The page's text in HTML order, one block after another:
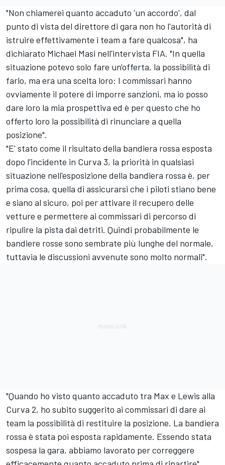
"Non chiamerei quanto accaduto 'un accordo', dal
punto di vista del direttore di gara non ho l'autorità di
istruire effettivamente i team a fare qualcosa", ha
dichiarato Michael Masi nell'intervista FIA. "In quella
situazione potevo solo fare un'offerta, la possibilità di
farlo, ma era una scelta loro: I commissari hanno
ovviamente il potere di imporre sanzioni, ma io posso
dare loro la mia prospettiva ed è per questo che ho
offerto loro la possibilità di rinunciare a quella
posizione".
"E' stato come il risultato della bandiera rossa esposta
dopo l'incidente in Curva 3, la priorità in qualsiasi
situazione nell'esposizione della bandiera rossa è, per
prima cosa, quella di assicurarsi che i piloti stiano bene
e siano al sicuro, poi per attivare il recupero delle
vetture e permettere ai commissari di percorso di
ripulire la pista dai detriti. Quindi probabilmente le
bandiere rosse sono sembrate più lunghe del normale,
tuttavia le discussioni avvenute sono molto normali".
"Quando ho visto quanto accaduto tra Max e Lewis alla
Curva 2, ho subito suggerito ai commissari di dare ai
team la possibilità di restituire la posizione. La bandiera
rossa è stata poi esposta rapidamente. Essendo stata
sospesa la gara, abbiamo lavorato per correggere